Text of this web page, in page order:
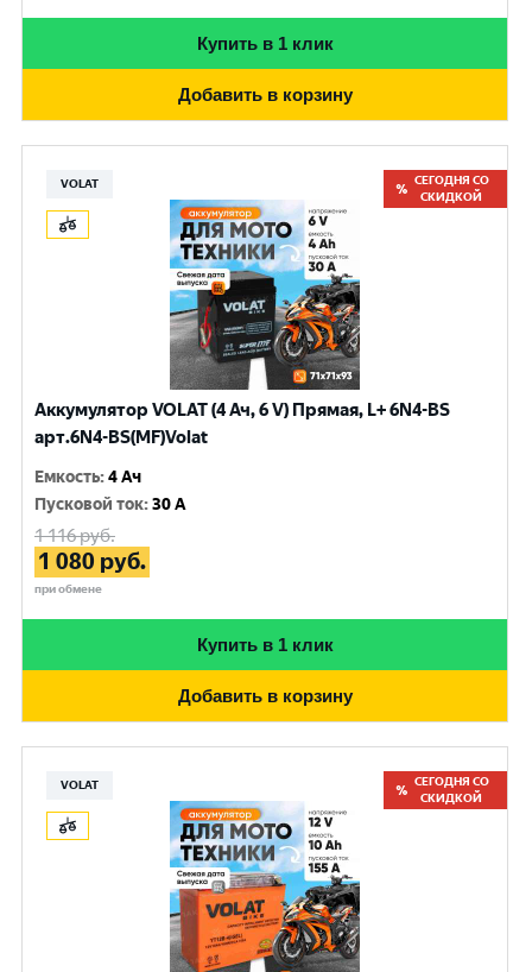
Купить в 1 клик
Добавить в корзину
VOLAT
СЕГОДНЯ СО
СКИДКОЙ
Аккумулятор VOLAT (4 Ач, 6 V) Прямая, L+ 6N4-BS
арт.6N4-BS(MF)Volat
Емкость:4 Ач
Пусковой ток:30 A
1 116руб.
1 080 руб.
при обмене
Купить в 1 клик
Добавить в корзину
VOLAT
СЕГОДНЯ СО
СКИДКОЙ